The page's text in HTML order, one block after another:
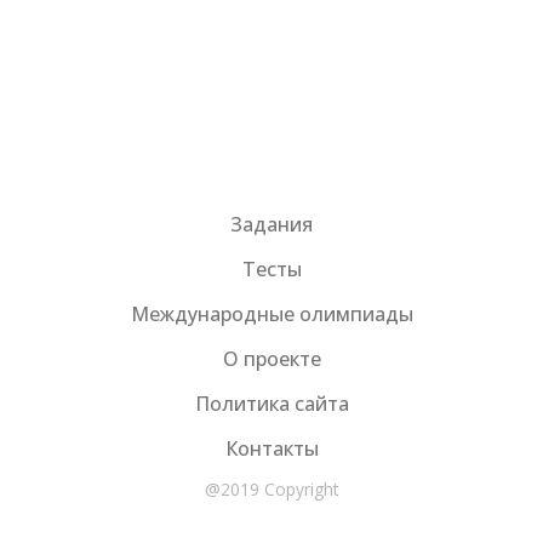
Задания
Тесты
Международные олимпиады
О проекте
Политика сайта
Контакты
@2019 Copyright